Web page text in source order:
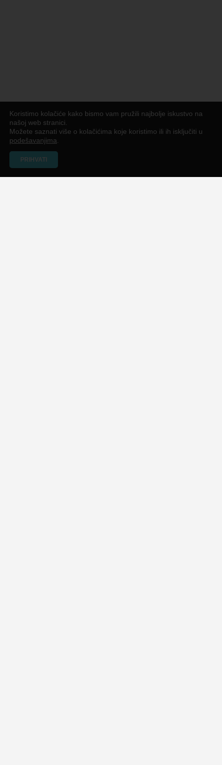
Koristimo kolačiće kako bismo vam pružili najbolje iskustvo na
našoj web stranici.
Možete saznati više o kolačićima koje koristimo ili ih isključiti u
podešavanjima
PRIHVATI